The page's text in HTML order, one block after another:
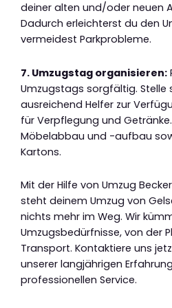
deiner alten und/oder neuen
Dadurch erleichterst du den
vermeidest Parkprobleme.
7. Umzugstag organisieren:
Umzugstags sorgfältig. Stelle
ausreichend Helfer zur
für Verpflegung und
Möbelabbau und -aufbau
Kartons.
Mit der Hilfe von Umzug
steht deinem Umzug von
nichts mehr im Weg. Wir
Umzugsbedürfnisse, von der
Transport. Kontaktiere uns
unserer langjährigen
professionellen Service.